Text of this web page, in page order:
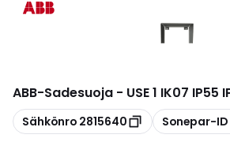
ABB-Sadesuoja - USE 1 IK07 IP55
Kopioi
Sähkönro 2815640 Kopioi
Sonepar-ID